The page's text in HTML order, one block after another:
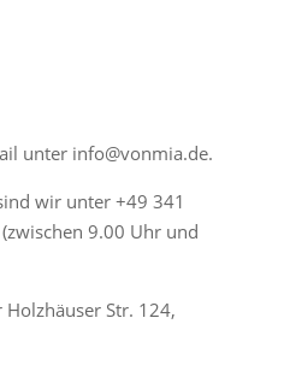
unter info@vonmia.de.
wir unter +49 341
9.00 Uhr und
Str. 124,